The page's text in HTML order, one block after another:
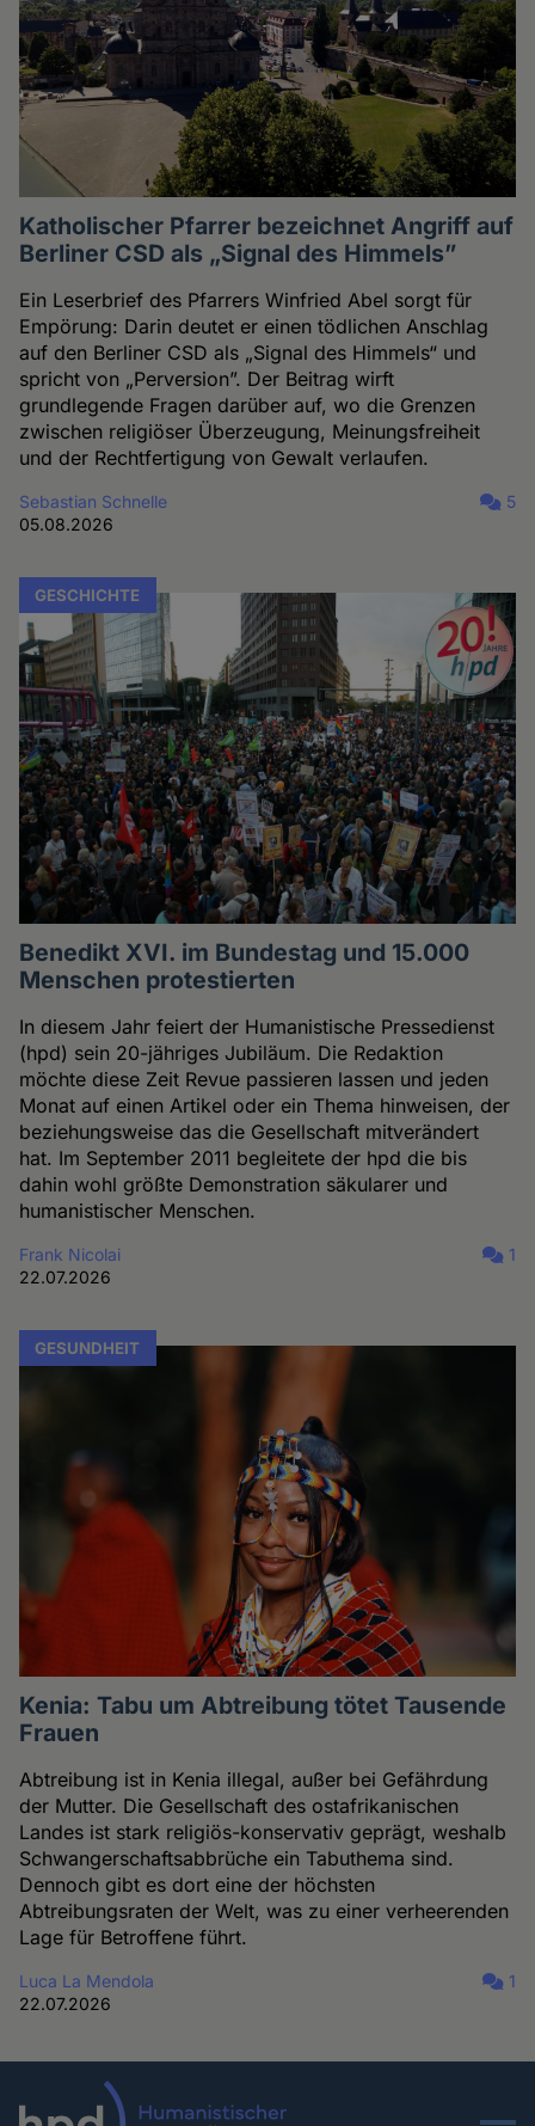
Katholischer Pfarrer bezeichnet Angriff auf
Berliner CSD als „Signal des Himmels”
Ein Leserbrief des Pfarrers Winfried Abel sorgt für
Empörung: Darin deutet er einen tödlichen Anschlag
auf den Berliner CSD als „Signal des Himmels“ und
spricht von „Perversion”. Der Beitrag wirft
grundlegende Fragen darüber auf, wo die Grenzen
zwischen religiöser Überzeugung, Meinungsfreiheit
und der Rechtfertigung von Gewalt verlaufen.
Sebastian Schnelle
05.08.2026
5
GESCHICHTE
Benedikt XVI. im Bundestag und 15.000
Menschen protestierten
In diesem Jahr feiert der Humanistische Pressedienst
(hpd) sein 20-jähriges Jubiläum. Die Redaktion
möchte diese Zeit Revue passieren lassen und jeden
Monat auf einen Artikel oder ein Thema hinweisen, der
beziehungsweise das die Gesellschaft mitverändert
hat. Im September 2011 begleitete der hpd die bis
dahin wohl größte Demonstration säkularer und
humanistischer Menschen.
Frank Nicolai
22.07.2026
1
GESUNDHEIT
Kenia: Tabu um Abtreibung tötet Tausende
Frauen
Abtreibung ist in Kenia illegal, außer bei Gefährdung
der Mutter. Die Gesellschaft des ostafrikanischen
Landes ist stark religiös-konservativ geprägt, weshalb
Schwangerschaftsabbrüche ein Tabuthema sind.
Dennoch gibt es dort eine der höchsten
Abtreibungsraten der Welt, was zu einer verheerenden
Lage für Betroffene führt.
Luca La Mendola
22.07.2026
1